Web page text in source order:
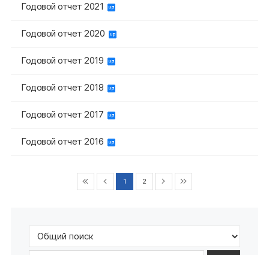
Годовой отчет 2021
Годовой отчет 2020
Годовой отчет 2019
Годовой отчет 2018
Годовой отчет 2017
Годовой отчет 2016
1 2